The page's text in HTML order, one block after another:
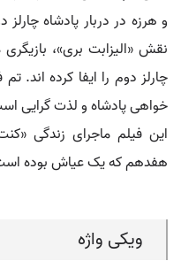
و هرزه در دربار پادشاه
نقش «الیزابت بری»،
چارلز دوم را ایفا کرده اند.
خواهی پادشاه و لذت گرایی
این فیلم ماجرای زندگی
هفدهم که یک عیاش بوده است
ویکی واژه